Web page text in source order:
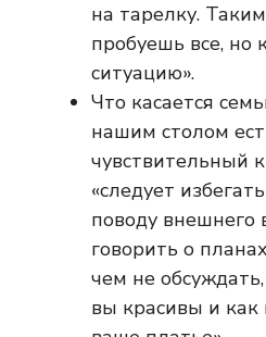
на тарелку.
пробуешь все, но
ситуацию».
Что касается
нашим столом
чувствительный
«следует
поводу внешнего
говорить о
чем не
вы красивы и как